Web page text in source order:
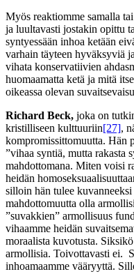
Myös reaktiomme samalla
ja luultavasti jostakin opittu
syntyessään inhoa ketään
varhain täyteen hyväksyviä
vihata konservatiivien
huomaamatta ketä ja mitä
oikeassa olevan
Richard Beck, joka on
kristilliseen kulttuuriin[27],
kompromissittomuutta. Hän
”vihaa syntiä, mutta rakasta
mahdottomana. Miten voisi
heidän
silloin hän tulee kuvanneeksi
mahdottomuutta olla
”suvakkien” armollisuus
vihaamme heidän
moraalista kuvotusta.
armollisia. Toivottavasti ei.
inhoamaamme vääryyttä.